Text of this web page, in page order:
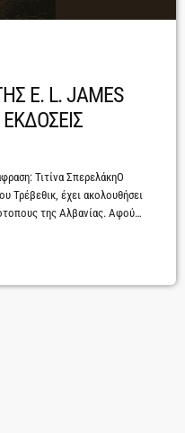
E. L. JAMES
Τιτίνα ΣπερελάκηΟ
Τρέβεθικ, έχει ακολουθήσει
της Αλβανίας. Αφού
τώρα να την παντρευτεί,
ευτυχισμένη ζωή